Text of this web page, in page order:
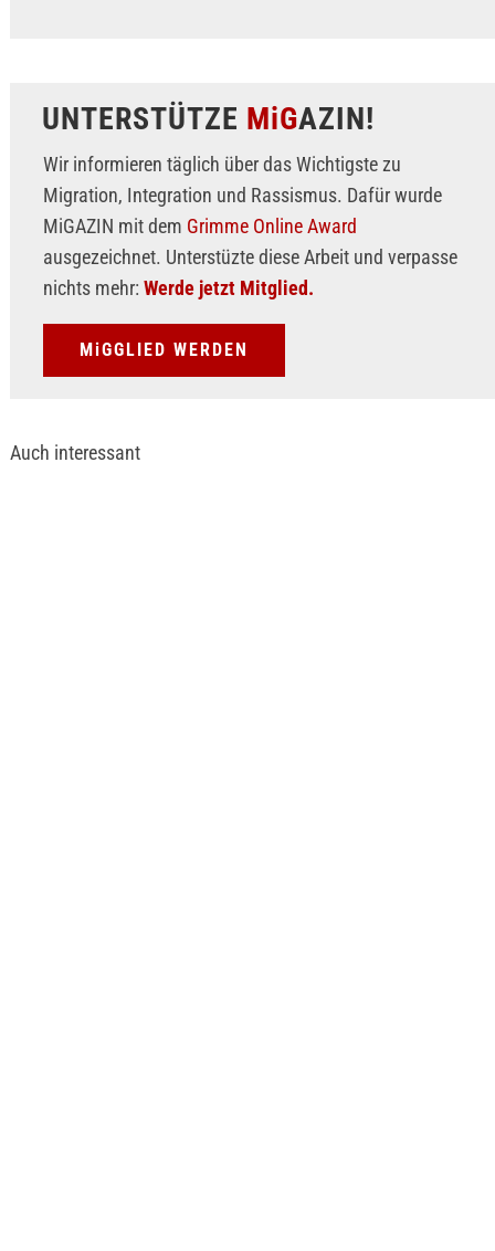
UNTERSTÜTZE MiGAZIN!
Wir informieren täglich über das Wichtigste zu
Migration, Integration und Rassismus. Dafür wurde
MiGAZIN mit dem Grimme Online Award
ausgezeichnet. Unterstüzte diese Arbeit und verpasse
nichts mehr: Werde jetzt Mitglied.
MiGGLIED WERDEN
Auch interessant